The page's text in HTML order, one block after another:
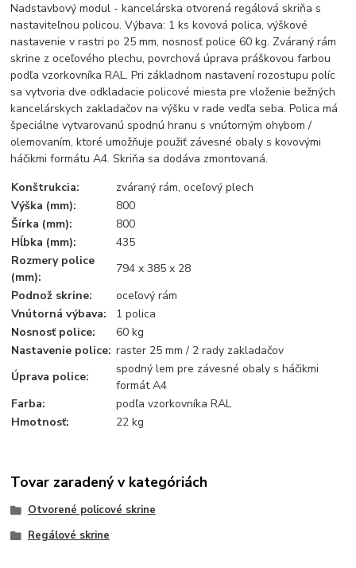
Nadstavbový modul - kancelárska otvorená regálová skriňa s
nastaviteľnou policou. Výbava: 1 ks kovová polica, výškové
nastavenie v rastri po 25 mm, nosnosť police 60 kg. Zváraný rám
skrine z oceľového plechu, povrchová úprava práškovou farbou
podľa vzorkovníka RAL. Pri základnom nastavení rozostupu políc
sa vytvoria dve odkladacie policové miesta pre vloženie bežných
kancelárskych zakladačov na výšku v rade vedľa seba. Polica má
špeciálne vytvarovanú spodnú hranu s vnútorným ohybom /
olemovaním, ktoré umožňuje použiť závesné obaly s kovovými
háčikmi formátu A4. Skriňa sa dodáva zmontovaná.
Konštrukcia:
zváraný rám, oceľový plech
Výška (mm):
800
Šírka (mm):
800
Hĺbka (mm):
435
Rozmery police
(mm):
794 x 385 x 28
Podnož skrine:
oceľový rám
Vnútorná výbava:
1 polica
Nosnosť police:
60 kg
Nastavenie police: raster 25 mm / 2 rady zakladačov
Úprava police:
spodný lem pre závesné obaly s háčikmi
formát A4
Farba:
podľa vzorkovníka RAL
Hmotnosť:
22 kg
Tovar zaradený v kategóriách
Otvorené policové skrine
Regálové skrine